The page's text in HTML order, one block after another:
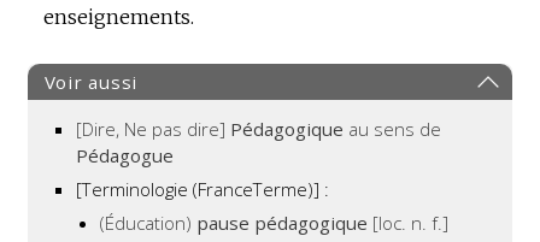
enseignements.
Voir aussi
[Dire, Ne pas dire] Pédagogique au sens de
Pédagogue
[Terminologie (FranceTerme)] :
(Éducation) pause pédagogique [loc. n. f.]